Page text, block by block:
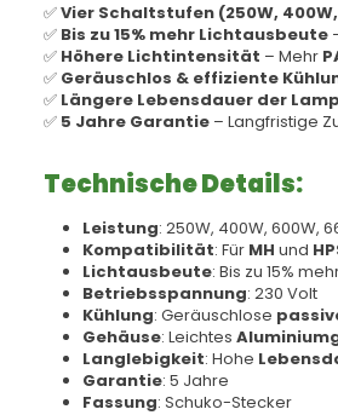
✅Vier Schaltstufen (250W,
✅ Bis zu 15% mehr Lichtausbeute
✅ Höhere Lichtintensität – Mehr
✅ Geräuschlos & effiziente
✅ Längere Lebensdauer der
✅ 5 Jahre Garantie – Langfristige
Technische Details:
Leistung: 250W, 400W, 600W,
Kompatibilität: Für MH und
Lichtausbeute: Bis zu 15%
Betriebsspannung: 230 Volt
Kühlung: Geräuschlose
Gehäuse: Leichtes
Langlebigkeit: Hohe
Garantie: 5 Jahre
Fassung: Schuko-Stecker